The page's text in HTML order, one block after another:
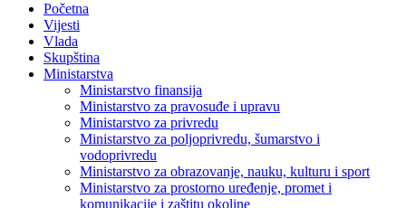
Početna
Vijesti
Vlada
Skupština
Ministarstva
Ministarstvo finansija
Ministarstvo za pravosuđe i upravu
Ministarstvo za privredu
Ministarstvo za poljoprivredu, šumarstvo i
vodoprivredu
Ministarstvo za obrazovanje, nauku, kulturu i sport
Ministarstvo za prostorno uređenje, promet i
komunikacije i zaštitu okoline